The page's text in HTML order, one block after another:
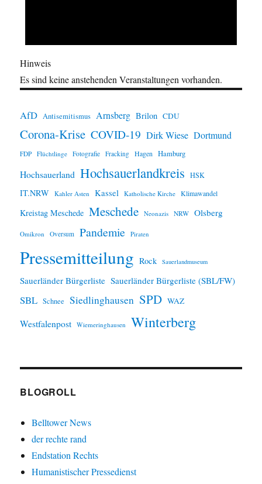
Hinweis
Es sind keine anstehenden Veranstaltungen vorhanden.
AfD Antisemitismus Arnsberg Brilon CDU
Corona-Krise COVID-19 Dirk Wiese Dortmund
FDP Flüchtlinge Fotografie Fracking Hagen Hamburg
Hochsauerland Hochsauerlandkreis HSK
IT.NRW Kahler Asten Kassel Katholische Kirche Klimawandel
Kreistag Meschede Meschede Neonazis NRW Olsberg
Omikron Oversum Pandemie Piraten
Pressemitteilung Rock Sauerlandmuseum
Sauerländer Bürgerliste Sauerländer Bürgerliste (SBL/FW)
SBL Schnee Siedlinghausen SPD WAZ
Westfalenpost Wiemeringhausen Winterberg
BLOGROLL
Belltower News
der rechte rand
Endstation Rechts
Humanistischer Pressedienst